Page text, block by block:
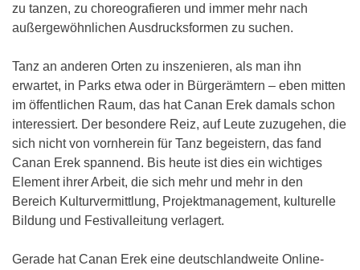
zu tanzen, zu choreografieren und immer mehr nach
außergewöhnlichen Ausdrucksformen zu suchen.
Tanz an anderen Orten zu inszenieren, als man ihn
erwartet, in Parks etwa oder in Bürgerämtern – eben mitten
im öffentlichen Raum, das hat Canan Erek damals schon
interessiert. Der besondere Reiz, auf Leute zuzugehen, die
sich nicht von vornherein für Tanz begeistern, das fand
Canan Erek spannend. Bis heute ist dies ein wichtiges
Element ihrer Arbeit, die sich mehr und mehr in den
Bereich Kulturvermittlung, Projektmanagement, kulturelle
Bildung und Festivalleitung verlagert.
Gerade hat Canan Erek eine deutschlandweite Online-